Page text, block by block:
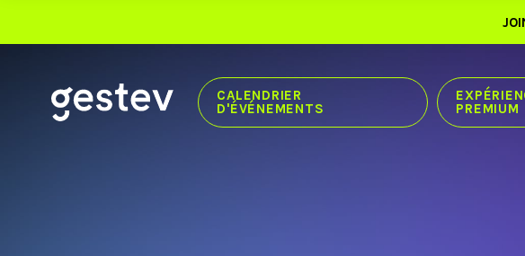
CALENDRIER
D'ÉVÉNEMENTS
PREMIUM